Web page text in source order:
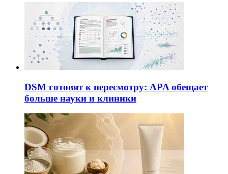
DSM готовят к пересмотру: APA обещает
больше науки и клиники